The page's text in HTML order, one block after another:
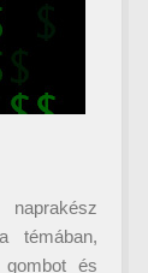
témában,
és